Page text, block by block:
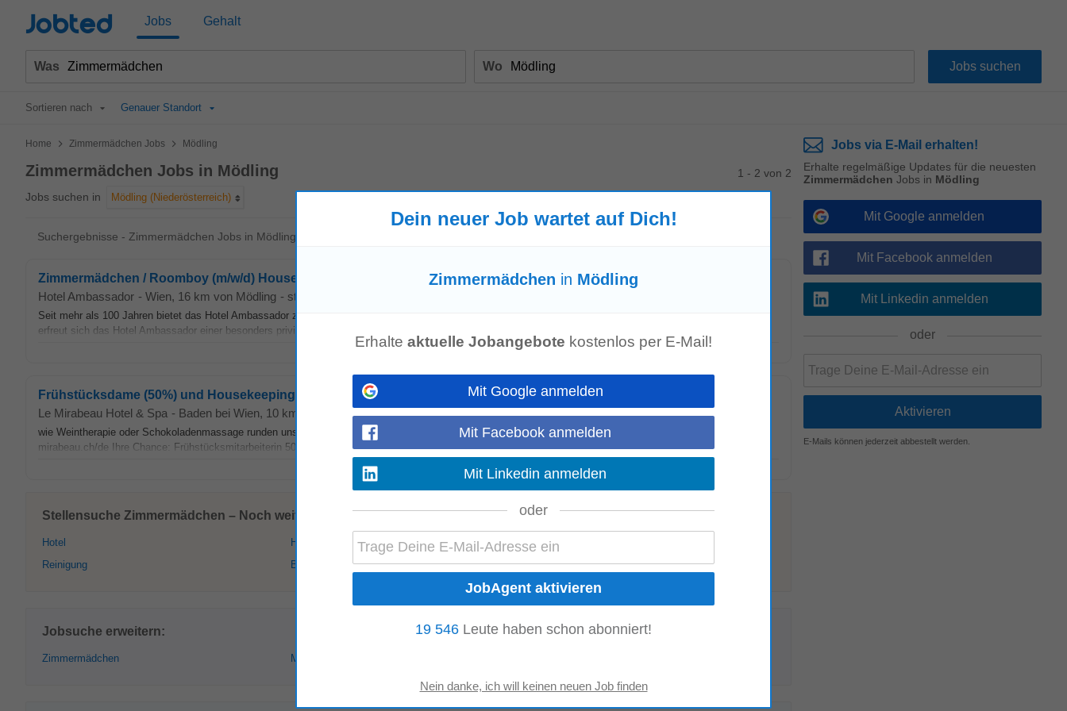
Jobted Jobs Gehalt
Was Wo
Sortieren nach Genauer Standort
Home > Zimmermädchen Jobs > Mödling
Zimmermädchen Jobs in Mödling
Jobs suchen in Mödling (Niederösterreich)
1 - 2 von 2
Suchergebnisse - Zimmermädchen Jobs in Mödling
Zimmermädchen / Roomboy (m/w/d) Housekeeping
Hotel Ambassador - Wien, 16 km von Mödling - stepstone.at
Seit mehr als 100 Jahren bietet das Hotel Ambassador zeitlose Eleganz und Luxus wie kein anderes Wiener Hotel. Als Ruhepol mitten im Herzen der Weltstadt
erfreut sich das Hotel Ambassador einer besonders privilegierten Lage direkt an der exquisiten...
Mehr anzeigen
Frühstücksdame (50%) und Housekeeping (50%) (m/w/d) ab sofort
Le Mirabeau Hotel & Spa - Baden bei Wien, 10 km von Mödling - heute
wie Weintherapie oder Schokoladenmassage runden unser exklusives Wellnessangebot ab. Schauen Sie sich unsere neue Webseite an: https://www.hotel-
mirabeau.ch/de Ihre Chance: Frühstücksmitarbeiterin 50% &
Zimmermädchen50% (m/w/d) Sie möchten Verantwortung...
Mehr anzeigen
Stellensuche Zimmermädchen – Noch weitere interessante Jobs in Mödling:
Hotel
Reinigung
Housekeeping
Bedienung
Gastgewerbe
Jobsuche erweitern:
Zimmermädchen Mödling
Jobs via E-Mail erhalten!
Erhalte regelmäßige Updates für die neuesten
Zimmermädchen Jobs in Mödling
Mit Google anmelden
Mit Facebook anmelden
Mit Linkedin anmelden
oder
E-Mails können jederzeit abbestellt werden.
Dein neuer Job wartet auf Dich!
Zimmermädchen in Mödling
Erhalte aktuelle Jobangebote kostenlos per E-Mail!
Mit Google anmelden
Mit Facebook anmelden
Mit Linkedin anmelden
oder
19 546 Leute haben schon abonniert!